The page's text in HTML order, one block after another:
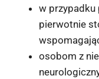
w przypadku
pierwotnie
osobom z